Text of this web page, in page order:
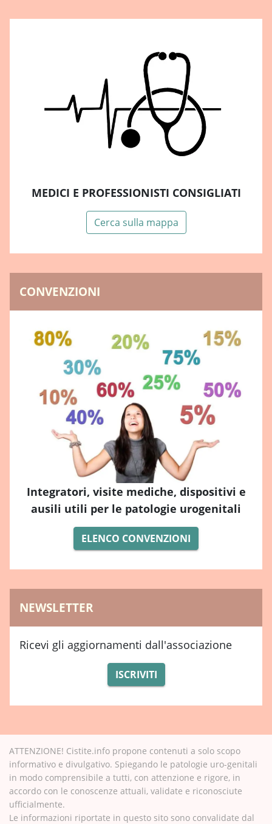
MEDICI E PROFESSIONISTI CONSIGLIATI
Cerca sulla mappa
CONVENZIONI
Integratori, visite mediche, dispositivi e
ausili utili per le patologie urogenitali
ELENCO CONVENZIONI
NEWSLETTER
Ricevi gli aggiornamenti dall'associazione
ISCRIVITI
ATTENZIONE! Cistite.info propone contenuti a solo scopo
informativo e divulgativo. Spiegando le patologie uro-genitali
in modo comprensibile a tutti, con attenzione e rigore, in
accordo con le conoscenze attuali, validate e riconosciute
ufficialmente.
Le informazioni riportate in questo sito sono convalidate dal